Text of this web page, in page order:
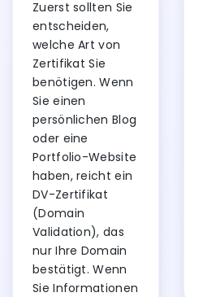
Zuerst sollten Sie
entscheiden,
welche Art von
Zertifikat Sie
benötigen. Wenn
Sie einen
persönlichen Blog
oder eine
Portfolio-Website
haben, reicht ein
DV-Zertifikat
(Domain
Validation), das
nur Ihre Domain
bestätigt. Wenn
Sie Informationen